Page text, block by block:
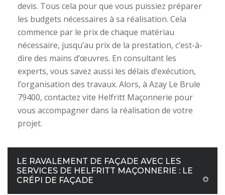
devis. Tous cela pour que vous puissiez préparer
les budgets nécessaires à sa réalisation. Cela
commence par le prix de chaque matériau
nécessaire, jusqu’au prix de la prestation, c’est-à-
dire des mains d’œuvres. En consultant les
experts, vous savez aussi les délais d’exécution,
l’organisation des travaux. Alors, à Azay Le Brule
79400, contactez vite Helfritt Maçonnerie pour
vous accompagner dans la réalisation de votre
projet.
LE RAVALEMENT DE FAÇADE AVEC LES
SERVICES DE HELFRITT MAÇONNERIE : LE
CRÉPI DE FAÇADE